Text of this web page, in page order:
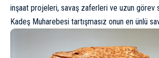
inşaat projeleri, savaş zaferleri ve uzun görev
Kadeş Muharebesi tartışmasız onun en ünlü